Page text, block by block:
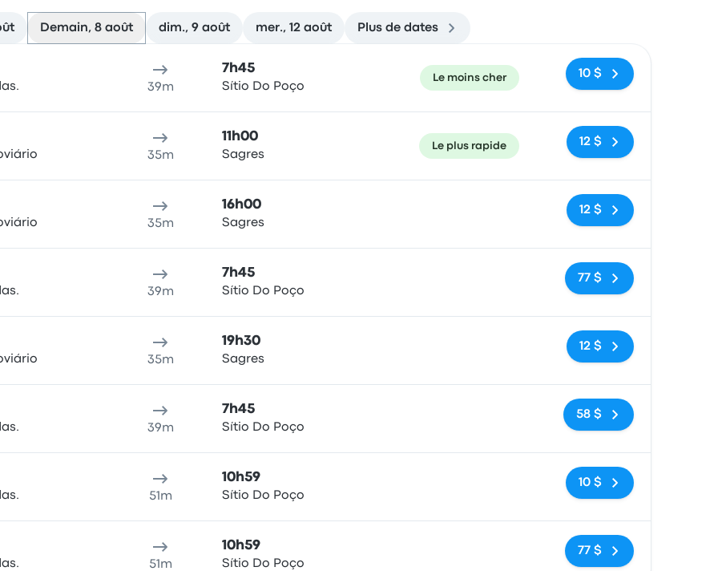
Demain, 8 août dim., 9 août mer., 12 août Plus de dates
39m
7h45
Sítio Do Poço
Le moins cher 10 $
35m
11h00
Sagres
Le plus rapide 12 $
35m
16h00
Sagres
Pas de balises
12 $
39m
7h45
Sítio Do Poço
Pas de balises
77 $
35m
19h30
Sagres
Pas de balises
12 $
39m
7h45
Sítio Do Poço
Pas de balises
58 $
51m
10h59
Sítio Do Poço
Pas de balises
10 $
51m
10h59
Sítio Do Poço
Pas de balises
77 $